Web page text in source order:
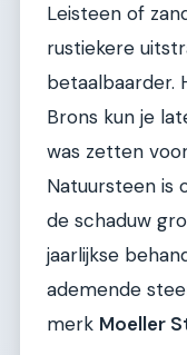
Leisteen of
rustiekere
betaalbaarder.
Brons kun je
was zetten
Natuursteen is
de schaduw
jaarlijkse
ademende
merk Moeller